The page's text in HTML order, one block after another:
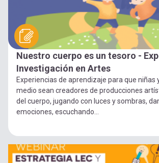
Nuestro cuerpo es un tesoro -
Investigación en Artes
Experiencias de aprendizaje para que niñas
medio sean creadores de producciones
del cuerpo, jugando con luces y sombras,
emociones, escuchando...